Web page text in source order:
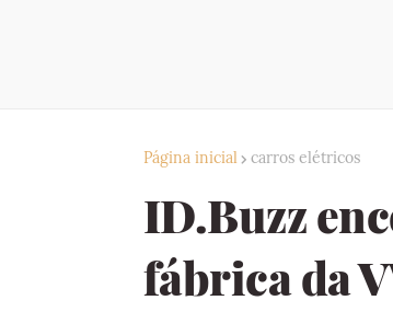
Página inicial carros elétricos
ID.Buzz
fábrica da